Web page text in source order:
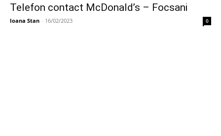
Telefon contact McDonald’s – Focsani
Ioana Stan - 16/02/2023 0